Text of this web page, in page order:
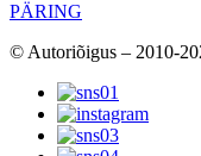
PÄRING
© Autoriõigus – 2010-